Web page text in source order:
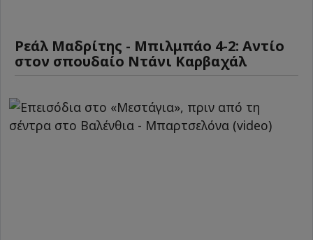
Ρεάλ Μαδρίτης - Μπιλμπάο 4-2: Αντίο
στον σπουδαίο Ντάνι Καρβαχάλ